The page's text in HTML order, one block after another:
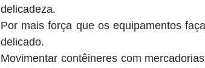
delicadeza.
Por mais força que os equipamentos
delicado.
Movimentar contêineres com